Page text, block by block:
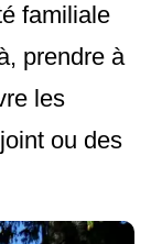
familiale
prendre à
les
ou des